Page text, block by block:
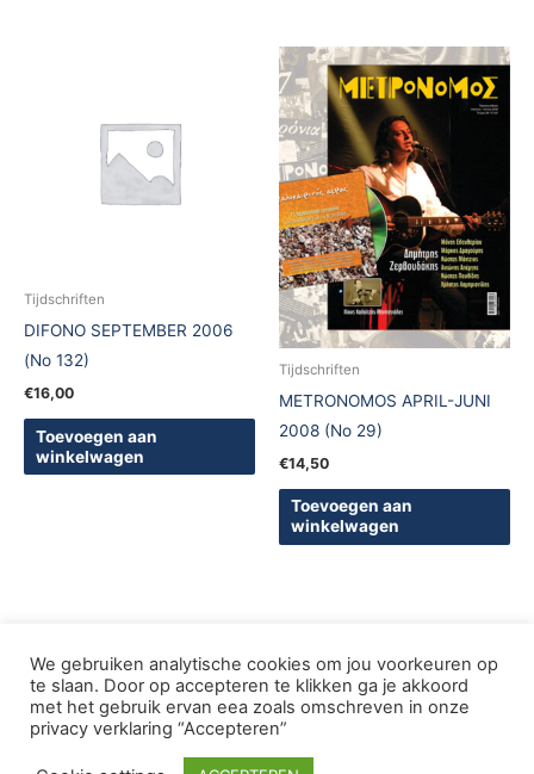
Tijdschriften
DIFONO SEPTEMBER 2006
(No 132)
€16,00
Toevoegen aan
winkelwagen
Tijdschriften
METRONOMOS APRIL-JUNI
2008 (No 29)
€14,50
Toevoegen aan
winkelwagen
Copyright © 2005-2026 De Griekse Wereld | Design
deWebShopFactory
We gebruiken analytische cookies om jou voorkeuren op
te slaan. Door op accepteren te klikken ga je akkoord
met het gebruik ervan eea zoals omschreven in onze
privacy verklaring “Accepteren”